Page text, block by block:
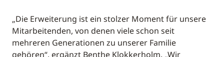
„Die Erweiterung ist ein stolzer Moment für unsere
Mitarbeitenden, von denen viele schon seit
mehreren Generationen zu unserer Familie
gehören“, ergänzt Benthe Klokkerholm. „Wir